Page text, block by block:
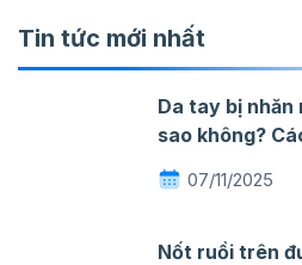
Tin tức mới nhất
Da tay bị nhăn
sao không?
nhăn khi gặp
07/11/2025
Nốt ruồi trên